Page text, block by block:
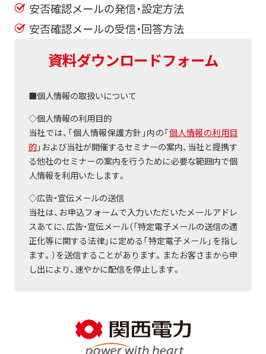
安否確認メールの発信・設定方法
安否確認メールの受信・回答方法
資料ダウンロードフォーム
■個人情報の取扱いについて
◇個人情報の利用目的
当社では、「個人情報保護方針」内の「個人情報の利用目
的」および当社が開催するセミナーの案内、当社と提携す
る他社のセミナーの案内を行うために必要な範囲内で個
人情報を利用いたします。
◇広告・宣伝メールの送信
当社は、お申込フォームで入力いただいたメールアドレ
スあてに、広告・宣伝メール（「特定電子メールの送信の適
正化等に関する法律」に定める「特定電子メール」を指し
ます。）を送信することがあります。またお客さまから申
し出により、速やかに配信を停止します。